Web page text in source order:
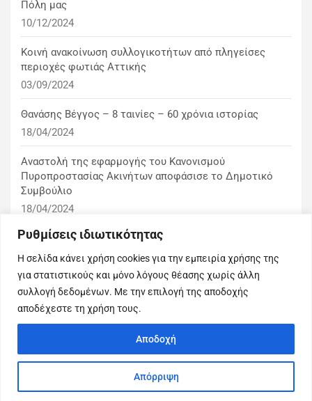
Ρυθμίσεις ιδιωτικότητας
Η σελίδα κάνει χρήση cookies για την εμπειρία χρήσης της
για στατιστικούς και μόνο λόγους θέασης χωρίς άλλη
συλλογή δεδομένων. Με την επιλογή της αποδοχής
αποδέχεστε τη χρήση τους.
Απόρριψη
Αποδοχή
Πόλη μας
10/12/2024
Κοινή ανακοίνωση συλλογικοτήτων από πληγείσες
περιοχές φωτιάς Αττικής
03/09/2024
Θανάσης Βέγγος – 8 ταινίες – 60 χρόνια ιστορίας
18/04/2024
Αναστολή της εφαρμογής του Κανονισμού
Πυροπροστασίας Ακινήτων αποφάσισε το Δημοτικό
Συμβούλιο
18/04/2024
1η ειδική συνεδρίαση λογοδοσίας του δημοτικού
συμβουλίου
10/03/2024
Copyright © 2026Εμείς η πόλη μας
Proudly Powered by: